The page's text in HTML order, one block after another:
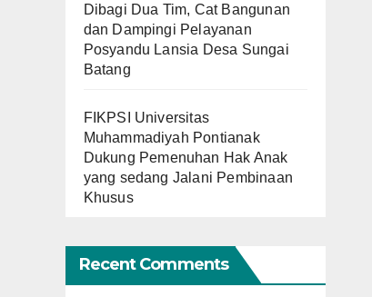
Dibagi Dua Tim, Cat Bangunan
dan Dampingi Pelayanan
Posyandu Lansia Desa Sungai
Batang
FIKPSI Universitas
Muhammadiyah Pontianak
Dukung Pemenuhan Hak Anak
yang sedang Jalani Pembinaan
Khusus
Recent Comments